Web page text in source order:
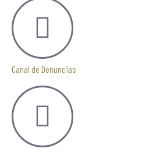
Canal de Denuncias